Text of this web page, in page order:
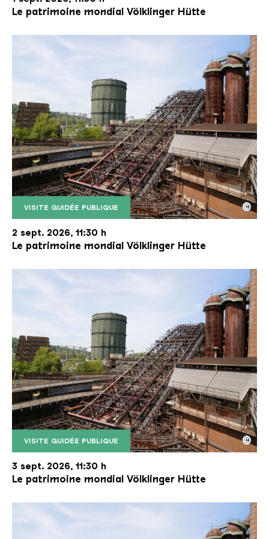
Le patrimoine mondial Völklinger Hütte
VISITE GUIDÉE PUBLIQUE
Le monte-charge incliné de la Völklinger Hütte
Copyright: Weltkulturerbe Völklinger Hütte | Karl
©
2 sept. 2026, 11:30 h
Le patrimoine mondial Völklinger Hütte
VISITE GUIDÉE PUBLIQUE
Le monte-charge incliné de la Völklinger Hütte
Copyright: Weltkulturerbe Völklinger Hütte | Karl
©
3 sept. 2026, 11:30 h
Le patrimoine mondial Völklinger Hütte